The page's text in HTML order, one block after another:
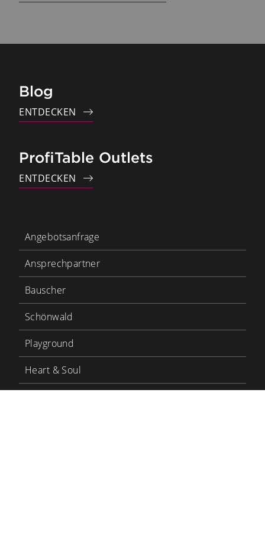
Blog
ENTDECKEN
ProfiTable Outlets
ENTDECKEN
Angebotsanfrage
Ansprechpartner
Bauscher
Schönwald
Playground
Heart & Soul